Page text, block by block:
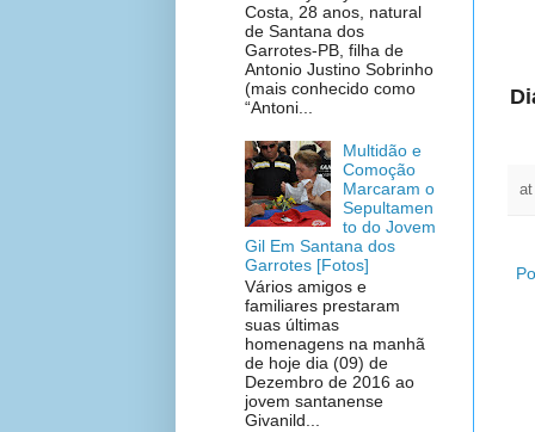
Costa, 28 anos, natural
de Santana dos
Garrotes-PB, filha de
Antonio Justino Sobrinho
(mais conhecido como
“Antoni...
Multidão e
Comoção
Marcaram o
Sepultamen
to do Jovem
Gil Em Santana dos
Garrotes [Fotos]
Vários amigos e
familiares prestaram
suas últimas
homenagens na manhã
de hoje dia (09) de
Dezembro de 2016 ao
jovem santanense
Givanild...